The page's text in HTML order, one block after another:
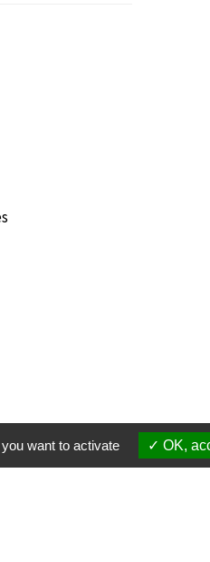
dans une nouvelle
dans une nouvelle
want to activate OK,